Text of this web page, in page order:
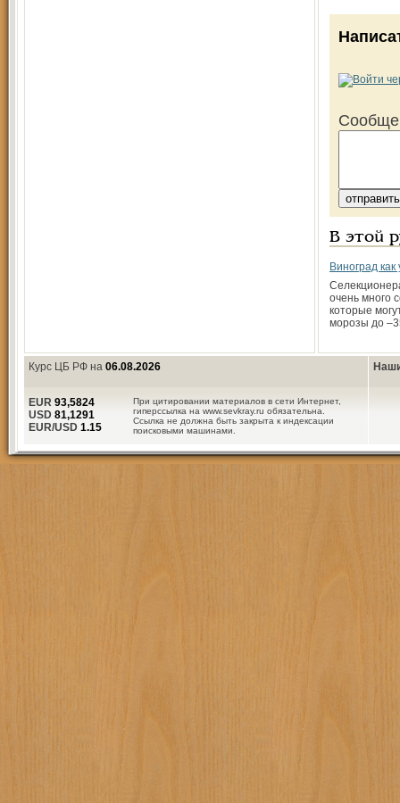
В этой
Виноград
очень много
которые
морозы до
Курс ЦБ РФ на 06.08.2026
При цитировании материалов в сети Интернет,
гиперссылка на www.sevkray.ru обязательна.
Ссылка не должна быть закрыта к индексации
поисковыми машинами.
EUR 93,5824
USD 81,1291
EUR/USD 1.15